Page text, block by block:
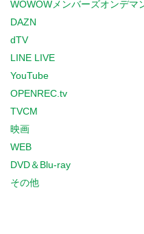
WOWOWメンバーズオンデマ
DAZN
dTV
LINE LIVE
YouTube
OPENREC.tv
TVCM
映画
WEB
DVD＆Blu-ray
その他